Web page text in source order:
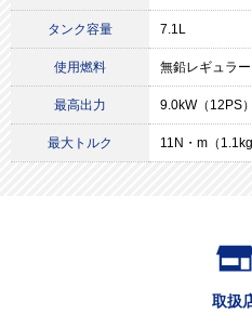
タンク容量 7.1L
使用燃料 無鉛レギュラ
最高出力 9.0kW（12PS
最大トルク 11N・m（
取扱